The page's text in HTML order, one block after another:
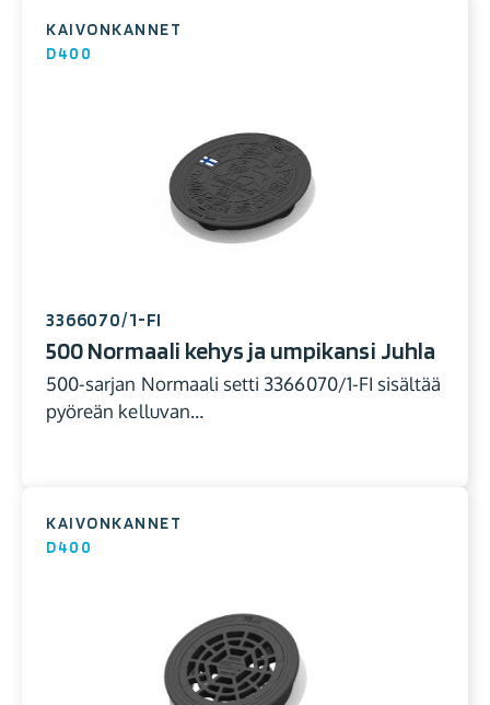
KAIVONKANNET
D400
3366070/1-FI
500 Normaali kehys ja umpikansi Juhla
500-sarjan Normaali setti 3366070/1-FI sisältää
pyöreän kelluvan…
KAIVONKANNET
D400